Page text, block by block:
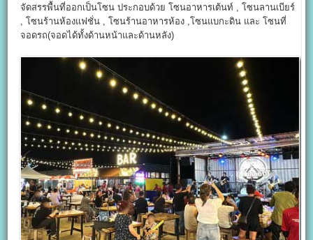
จัดสรรพื้นที่ออกเป็นโซน ประกอบด้วย โซนอาหารเต้นท์ , โซนลานเบียร์
, โซนร้านห้องแฟชั่น , โซนร้านอาหารห้อง ,โซนแบกะดิน และ โซนที่
จอดรถ(จอดได้ทั้งด้านหน้าและด้านหลัง)